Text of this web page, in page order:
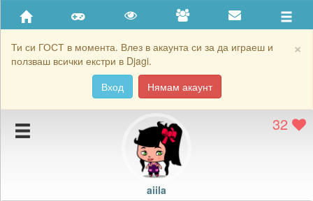
×
Ти си ГОСТ в момента. Влез в акаунта си за да играеш и
ползваш всички екстри в Djagi.
Вход
Нямам акаунт
Приятели
Хронология на игри
Подаръците на aiila 32
aiila